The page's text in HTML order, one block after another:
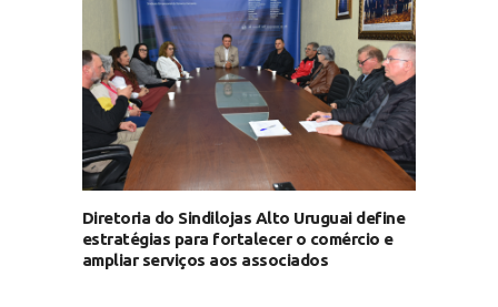
Diretoria do Sindilojas Alto Uruguai define
estratégias para fortalecer o comércio e
ampliar serviços aos associados